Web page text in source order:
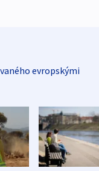
evropskými